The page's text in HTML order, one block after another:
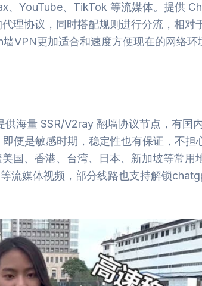
YouTube、TikTok 等流媒体。提供
理协议，同时搭配规则进行分流，相对
VPN更加适合和速度方便现在的网络环
海量 SSR/V2ray 翻墙协议节点，有国
便是敏感时期，稳定性也有保证，不担
国、香港、台湾、日本、新加坡等常用
流媒体视频，部分线路也支持解锁